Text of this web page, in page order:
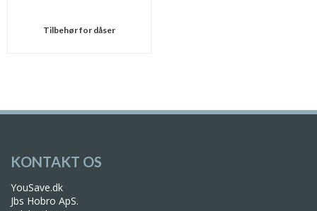
Tilbehør for dåser
KONTAKT OS
YouSave.dk
Jbs Hobro ApS.